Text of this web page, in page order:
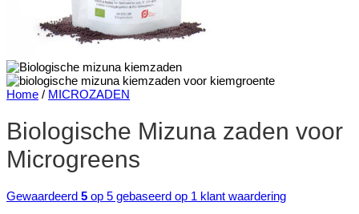
Home / MICROZADEN
Biologische Mizuna zaden voor
Microgreens
Gewaardeerd 5 op 5 gebaseerd op 1 klant waardering